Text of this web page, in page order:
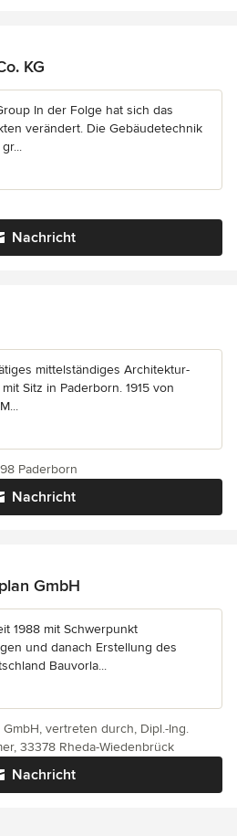
KG
In der Folge hat sich das
verändert. Die Gebäudetechnik
Nachricht
mittelständiges Architektur-
Sitz in Paderborn. 1915 von
Nachricht
Paderborn
GmbH
1988 mit Schwerpunkt
und danach Erstellung des
Bauvorla...
Nachricht
GmbH, vertreten durch, Dipl.-Ing.
33378 Rheda-Wiedenbrück